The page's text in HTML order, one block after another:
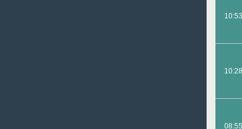
10:53
10:28
08:55